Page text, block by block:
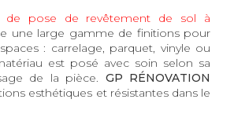
de pose de revêtement de sol à
une large gamme de finitions pour
: carrelage, parquet, vinyle ou
est posé avec soin selon sa
de la pièce. GP RÉNOVATION
esthétiques et résistantes dans le